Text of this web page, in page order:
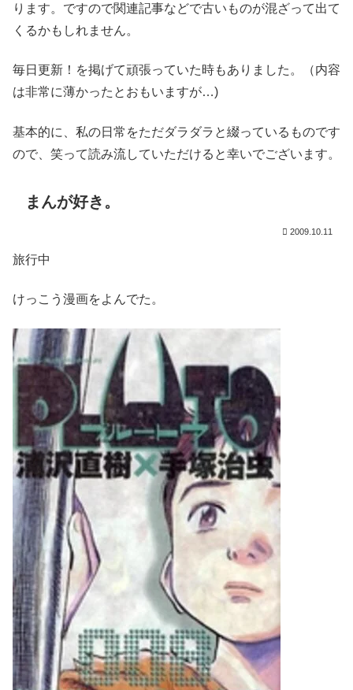
ります。ですので関連記事などで古いものが混ざって出て
くるかもしれません。
毎日更新！を掲げて頑張っていた時もありました。（内容
は非常に薄かったとおもいますが…)
基本的に、私の日常をただダラダラと綴っているものです
ので、笑って読み流していただけると幸いでございます。
まんが好き。
2009.10.11
旅行中
けっこう漫画をよんでた。